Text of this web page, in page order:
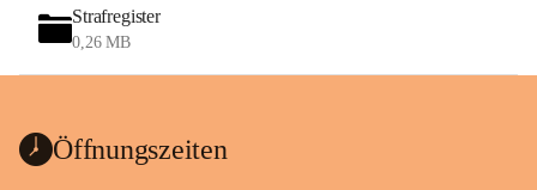
Strafregister
0,26 MB
Öffnungszeiten